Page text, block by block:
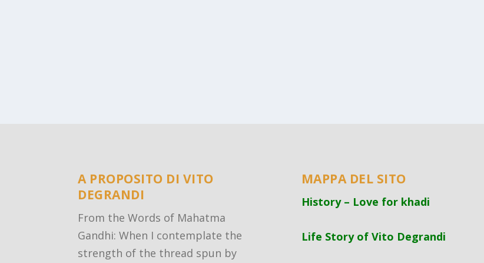
A PROPOSITO DI VITO
DEGRANDI
From the Words of Mahatma
Gandhi: When I contemplate the
strength of the thread spun by
MAPPA DEL SITO
History – Love for khadi
Life Story of Vito Degrandi